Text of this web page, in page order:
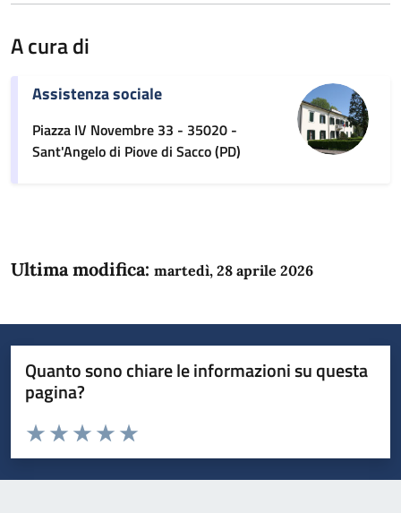
A cura di
Assistenza sociale
Piazza IV Novembre 33 - 35020 -
Sant'Angelo di Piove di Sacco (PD)
Ultima modifica: martedì, 28 aprile 2026
Quanto sono chiare le informazioni su questa
pagina?
Domanda
Valuta da 1 a 5 stelle la pagina
Valuta 5 stelle su 5
Valuta 4 stelle su 5
Valuta 3 stelle su 5
Valuta 2 stelle su 5
Valuta 1 stelle su 5